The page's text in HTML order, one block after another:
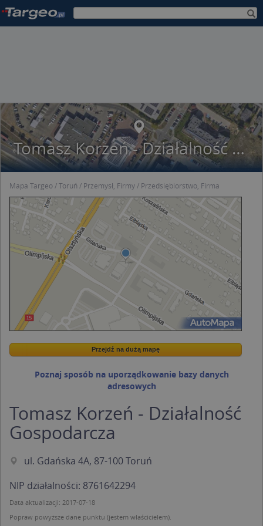
Tomasz Korzeń - Działalność Gospodarcza
Mapa Targeo Toruń Przemysł, Firmy Przedsiębiorstwo, Firma
Wstaw tę mapkę na swoją stronę
Przejdź na dużą mapę
Przejdź na dużą mapę
Poznaj sposób na uporządkowanie bazy danych
adresowych
Tomasz Korzeń - Działalność
Gospodarcza
ul. Gdańska 4A, 87-100 Toruń
NIP działalności: 8761642294
Data aktualizacji: 2017-07-18
Popraw powyższe dane punktu (jestem właścicielem).